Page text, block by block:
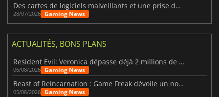
Des cartes de logiciels malveillants et une prise de contrôle de Discord ont touché Meccha Chameleon
28/07/2026 Gaming News
ACTUALITÉS, BONS PLANS
Resident Evil: Veronica dépasse déjà 2 millions de wishlists
06/08/2026 Gaming News
Beast of Reincarnation : Game Freak dévoile un nouveau pari
05/08/2026 Gaming News